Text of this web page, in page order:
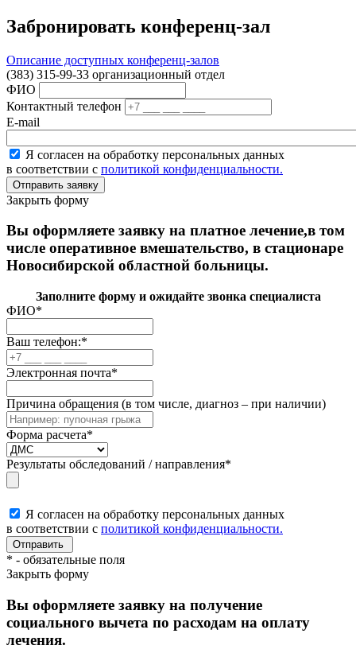
Забронировать конференц-зал
Описание доступных конференц-залов
(383) 315-99-33 организационный отдел
ФИО
Контактный телефон
E-mail
Я согласен на обработку персональных данных
в соответствии с политикой конфиденциальности.
Закрыть форму
Вы оформляете заявку на платное лечение,в том
числе оперативное вмешательство, в стационаре
Новосибирской областной больницы.
Заполните форму и ожидайте звонка специалиста
ФИО*
Ваш телефон:*
Электронная почта*
Причина обращения (в том числе, диагноз – при наличии)
Форма расчета*
Результаты обследований / направления*
Я согласен на обработку персональных данных
в соответствии с политикой конфиденциальности.
* - обязательные поля
Закрыть форму
Вы оформляете заявку на получение
социального вычета по расходам на оплату
лечения.